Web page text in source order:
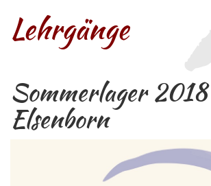
Lehrgänge
Sommerlager
Elsenborn